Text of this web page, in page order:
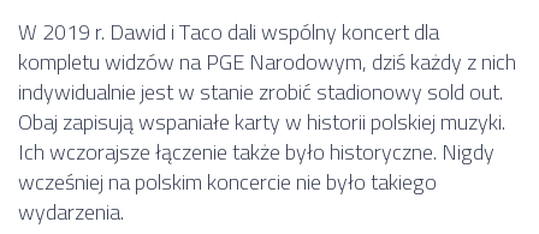
W 2019 r. Dawid i Taco dali wspólny koncert dla
kompletu widzów na PGE Narodowym, dziś każdy z nich
indywidualnie jest w stanie zrobić stadionowy sold out.
Obaj zapisują wspaniałe karty w historii polskiej muzyki.
Ich wczorajsze łączenie także było historyczne. Nigdy
wcześniej na polskim koncercie nie było takiego
wydarzenia.